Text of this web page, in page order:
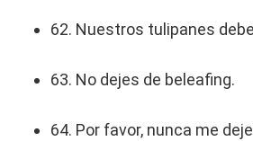
62. Nuestros tulipanes
63. No dejes de beleafing.
64. Por favor, nunca me